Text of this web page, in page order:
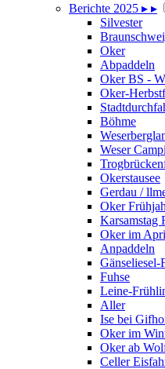
Berichte 2025 ▸ ▸
Silvester
Oker
Abpaddeln
Oker BS -
Oker-
Böhme
Weser
Okerstausee
Gerdau /
Oker
Karsamstag
Oker im
Anpaddeln
Fuhse
Leine-
Aller
Ise bei
Oker im
Oker ab
Celler